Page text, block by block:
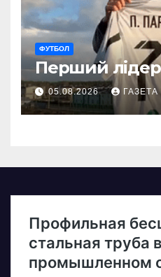
ФУТБОЛ
Перший лідер
05.08.2026